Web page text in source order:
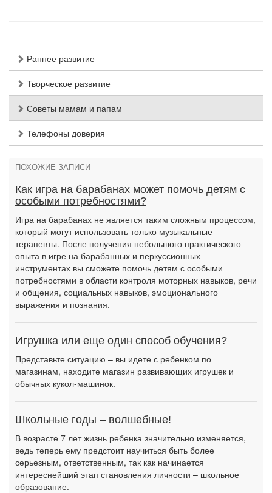
Раннее развитие
Творческое развитие
Советы мамам и папам
Телефоны доверия
ПОХОЖИЕ ЗАПИСИ
Как игра на барабанах может помочь детям с
особыми потребностями?
Игра на барабанах не является таким сложным процессом,
который могут использовать только музыкальные
терапевты. После получения небольшого практического
опыта в игре на барабанных и перкуссионных
инструментах вы сможете помочь детям с особыми
потребностями в области контроля моторных навыков, речи
и общения, социальных навыков, эмоционального
выражения и познания.
Игрушка или еще один способ обучения?
Представьте ситуацию – вы идете с ребенком по
магазинам, находите магазин развивающих игрушек и
обычных кукол-машинок.
Школьные годы – волшебные!
В возрасте 7 лет жизнь ребенка значительно изменяется,
ведь теперь ему предстоит научиться быть более
серьезным, ответственным, так как начинается
интереснейший этап становления личности – школьное
образование.